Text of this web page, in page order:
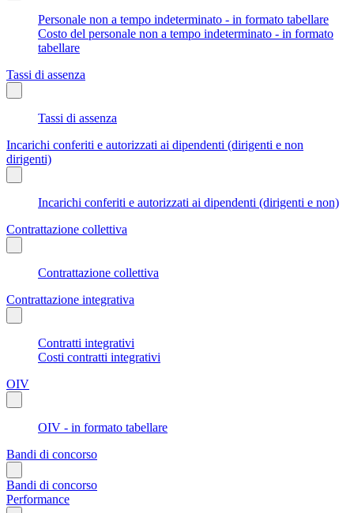
Personale non a tempo indeterminato - in formato tabellare
Costo del personale non a tempo indeterminato - in formato
tabellare
Tassi di assenza
Tassi di assenza
Incarichi conferiti e autorizzati ai dipendenti (dirigenti e non
dirigenti)
Incarichi conferiti e autorizzati ai dipendenti (dirigenti e non)
Contrattazione collettiva
Contrattazione collettiva
Contrattazione integrativa
Contratti integrativi
Costi contratti integrativi
OIV
OIV - in formato tabellare
Bandi di concorso
Bandi di concorso
Performance